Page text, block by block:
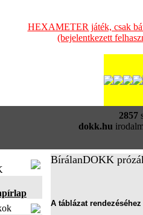
HEXAMETER játék, csak
(bejelentkezett
2857
dokk.hu
BírálanDOKK
A táblázat